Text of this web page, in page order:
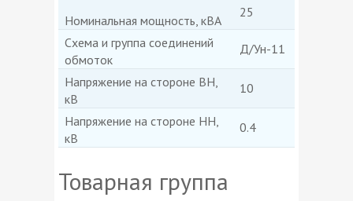
Номинальная мощность, кВА
25
Схема и группа соединений
обмоток
Д/Ун-11
Напряжение на стороне ВН,
кВ
10
Напряжение на стороне НН,
кВ
0.4
Товарная группа